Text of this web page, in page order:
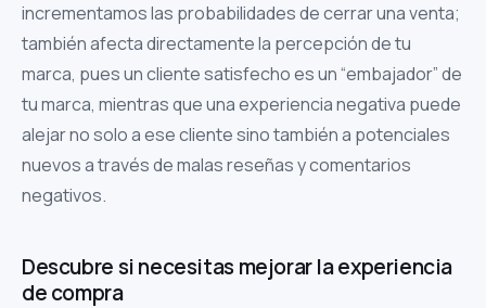
incrementamos las probabilidades de cerrar una venta;
también afecta directamente la percepción de tu
marca, pues un cliente satisfecho es un “embajador” de
tu marca, mientras que una experiencia negativa puede
alejar no solo a ese cliente sino también a potenciales
nuevos a través de malas reseñas y comentarios
negativos.
Descubre si necesitas mejorar la experiencia
de compra